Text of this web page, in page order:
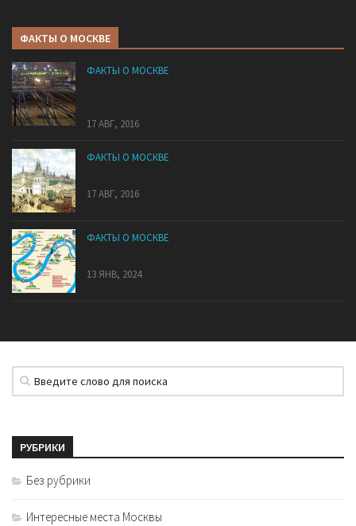
ФАКТЫ О МОСКВЕ
ФАКТЫ О МОСКВЕ
17 АВГ, 2016
ФАКТЫ О МОСКВЕ
17 АВГ, 2016
ФАКТЫ О МОСКВЕ
13 ЯНВ, 2024
РУБРИКИ
Без рубрики
Интересные места Москвы